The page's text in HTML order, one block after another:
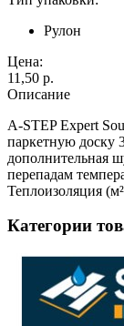
Рулон
Цена:
11,50 p.
Описание
A-STEP Expert
паркетную доску
дополнительная
перепадам
Теплоизоляция
Категории